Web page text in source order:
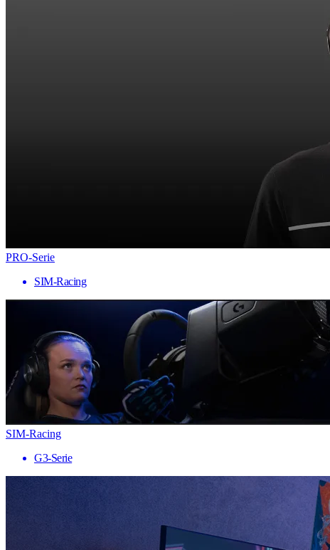
PRO-Serie
SIM-Racing
SIM-Racing
G3-Serie